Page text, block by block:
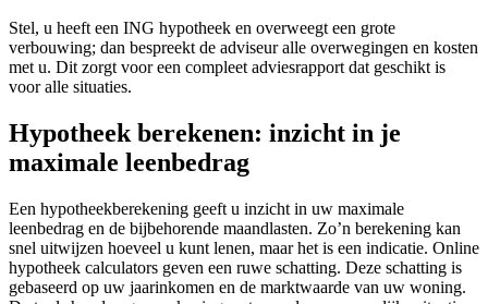
Stel, u heeft een ING hypotheek en overweegt een grote
verbouwing; dan bespreekt de adviseur alle overwegingen en kosten
met u. Dit zorgt voor een compleet adviesrapport dat geschikt is
voor alle situaties.
Hypotheek berekenen: inzicht in je
maximale leenbedrag
Een hypotheekberekening geeft u inzicht in uw maximale
leenbedrag en de bijbehorende maandlasten. Zo’n berekening kan
snel uitwijzen hoeveel u kunt lenen, maar het is een indicatie. Online
hypotheek calculators geven een ruwe schatting. Deze schatting is
gebaseerd op uw jaarinkomen en de marktwaarde van uw woning.